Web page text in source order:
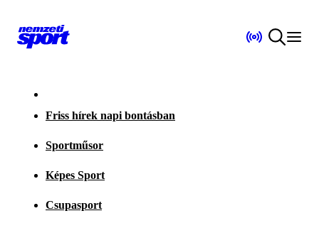
Friss hírek napi bontásban
Sportműsor
Képes Sport
Csupasport